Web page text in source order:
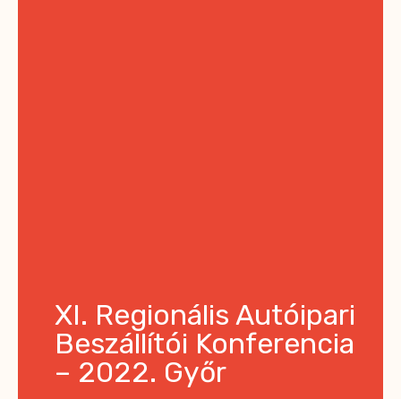
XI. Regionális Autóipari
Beszállítói Konferencia
– 2022. Győr